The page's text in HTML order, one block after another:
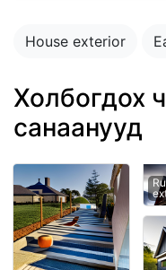
House exterior
Холбогдох
санаанууд